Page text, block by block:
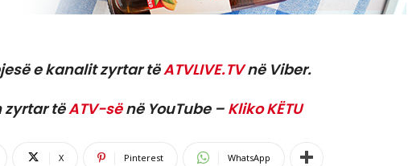
e kanalit zyrtar tëATVLIVE.TVnë Viber.
zyrtar tëATV-sënë YouTube – Kliko KËTU
X Pinterest WhatsApp